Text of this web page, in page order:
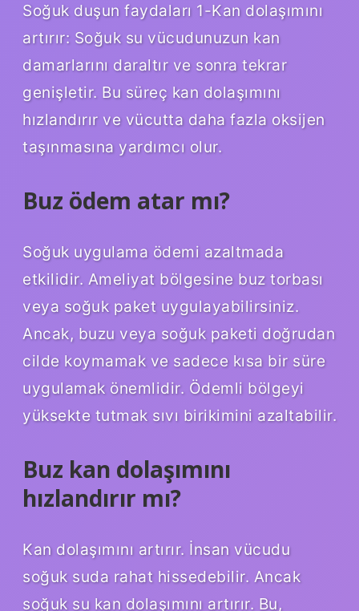
Soğuk duşun faydaları 1-Kan dolaşımını
artırır: Soğuk su vücudunuzun kan
damarlarını daraltır ve sonra tekrar
genişletir. Bu süreç kan dolaşımını
hızlandırır ve vücutta daha fazla oksijen
taşınmasına yardımcı olur.
Buz ödem atar mı?
Soğuk uygulama ödemi azaltmada
etkilidir. Ameliyat bölgesine buz torbası
veya soğuk paket uygulayabilirsiniz.
Ancak, buzu veya soğuk paketi doğrudan
cilde koymamak ve sadece kısa bir süre
uygulamak önemlidir. Ödemli bölgeyi
yüksekte tutmak sıvı birikimini azaltabilir.
Buz kan dolaşımını
hızlandırır mı?
Kan dolaşımını artırır. İnsan vücudu
soğuk suda rahat hissedebilir. Ancak
soğuk su kan dolaşımını artırır. Bu,